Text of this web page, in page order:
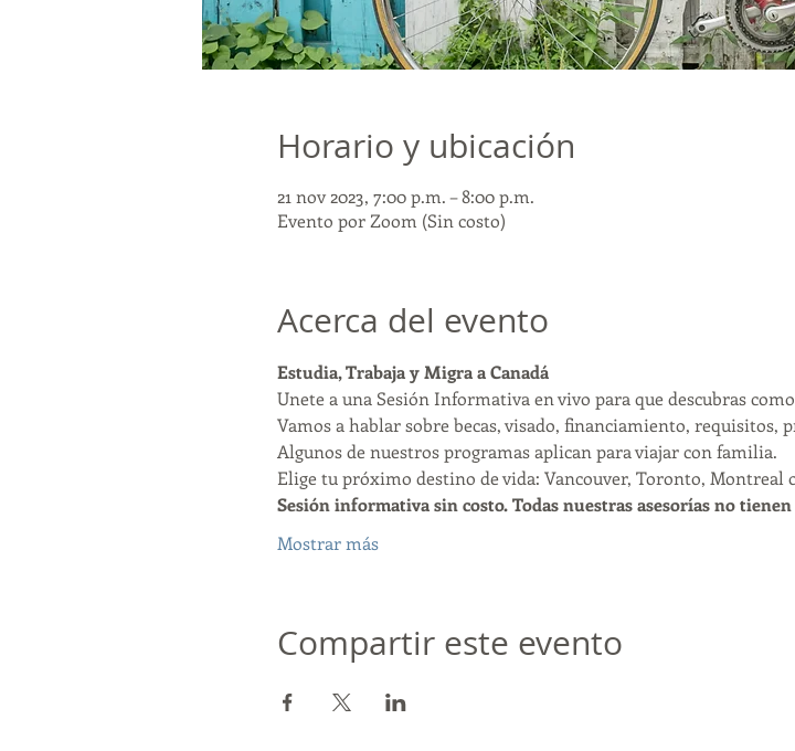
Horario y ubicación
21 nov 2023, 7:00 p.m. – 8:00 p.m.
Evento por Zoom (Sin costo)
Acerca del evento
Estudia, Trabaja y Migra a Canadá
Unete a una Sesión Informativa en vivo para que descubras
Vamos a hablar sobre becas, visado, financiamiento, requisitos,
Algunos de nuestros programas aplican para viajar con familia.
Elige tu próximo destino de vida: Vancouver, Toronto, Montreal
Sesión informativa sin costo. Todas nuestras asesorías no tienen
Mostrar más
Compartir este evento